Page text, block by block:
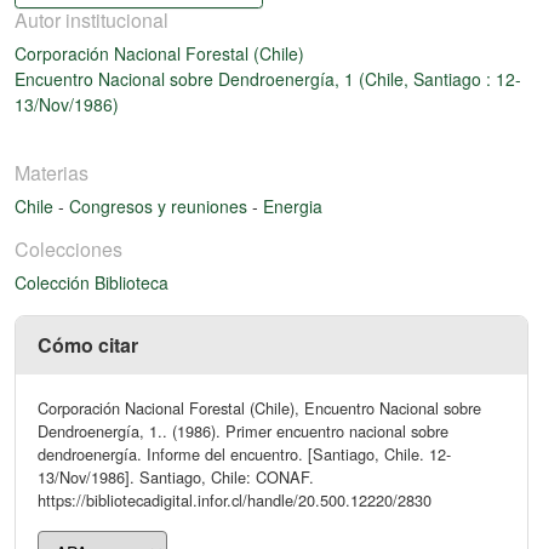
Autor institucional
Corporación Nacional Forestal (Chile)
Encuentro Nacional sobre Dendroenergía, 1 (Chile, Santiago : 12-
13/Nov/1986)
Materias
Chile - Congresos y reuniones - Energia
Colecciones
Colección Biblioteca
Cómo citar
Corporación Nacional Forestal (Chile), Encuentro Nacional sobre
Dendroenergía, 1.. (1986). Primer encuentro nacional sobre
dendroenergía. Informe del encuentro. [Santiago, Chile. 12-
13/Nov/1986]. Santiago, Chile: CONAF.
https://bibliotecadigital.infor.cl/handle/20.500.12220/2830